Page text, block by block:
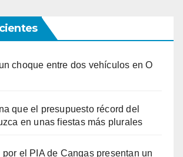
choque entre dos vehículos en O
que el presupuesto récord del
en unas fiestas más plurales
por el PIA de Cangas presentan un